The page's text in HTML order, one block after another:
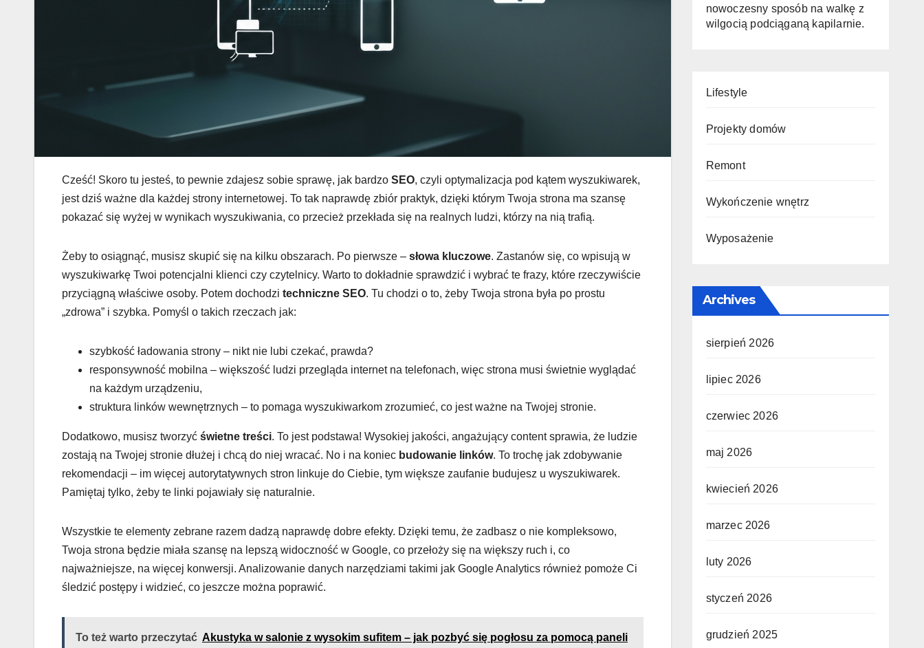
Cześć! Skoro tu jesteś, to pewnie zdajesz sobie sprawę, jak bardzo SEO, czyli optymalizacja pod kątem wyszukiwarek,
jest dziś ważne dla każdej strony internetowej. To tak naprawdę zbiór praktyk, dzięki którym Twoja strona ma szansę
pokazać się wyżej w wynikach wyszukiwania, co przecież przekłada się na realnych ludzi, którzy na nią trafią.
Żeby to osiągnąć, musisz skupić się na kilku obszarach. Po pierwsze – słowa kluczowe. Zastanów się, co wpisują w
wyszukiwarkę Twoi potencjalni klienci czy czytelnicy. Warto to dokładnie sprawdzić i wybrać te frazy, które rzeczywiście
przyciągną właściwe osoby. Potem dochodzi techniczne SEO. Tu chodzi o to, żeby Twoja strona była po prostu
„zdrowa” i szybka. Pomyśl o takich rzeczach jak:
szybkość ładowania strony – nikt nie lubi czekać, prawda?
responsywność mobilna – większość ludzi przegląda internet na telefonach, więc strona musi świetnie wyglądać
na każdym urządzeniu,
struktura linków wewnętrznych – to pomaga wyszukiwarkom zrozumieć, co jest ważne na Twojej stronie.
Dodatkowo, musisz tworzyć świetne treści. To jest podstawa! Wysokiej jakości, angażujący content sprawia, że ludzie
zostają na Twojej stronie dłużej i chcą do niej wracać. No i na koniec budowanie linków. To trochę jak zdobywanie
rekomendacji – im więcej autorytatywnych stron linkuje do Ciebie, tym większe zaufanie budujesz u wyszukiwarek.
Pamiętaj tylko, żeby te linki pojawiały się naturalnie.
Wszystkie te elementy zebrane razem dadzą naprawdę dobre efekty. Dzięki temu, że zadbasz o nie kompleksowo,
Twoja strona będzie miała szansę na lepszą widoczność w Google, co przełoży się na większy ruch i, co
najważniejsze, na więcej konwersji. Analizowanie danych narzędziami takimi jak Google Analytics również pomoże Ci
śledzić postępy i widzieć, co jeszcze można poprawić.
To też warto przeczytać Akustyka w salonie z wysokim sufitem – jak pozbyć się pogłosu za pomocą paneli
nowoczesny sposób na walkę z
wilgocią podciąganą kapilarnie.
Lifestyle
Projekty domów
Remont
Wykończenie wnętrz
Wyposażenie
Archives
sierpień 2026
lipiec 2026
czerwiec 2026
maj 2026
kwiecień 2026
marzec 2026
luty 2026
styczeń 2026
grudzień 2025